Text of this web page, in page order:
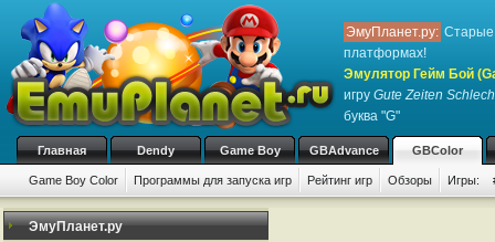
ЭмуПланет.ру: Старые
платформах!
Эмулятор Гейм Бой
игру Gute Zeiten
буква "G"
Главная Dendy Game Boy GBAdvance GBColor
Game Boy Color Программы для запуска игр Рейтинг игр Обзоры Игры:
ЭмуПланет.ру